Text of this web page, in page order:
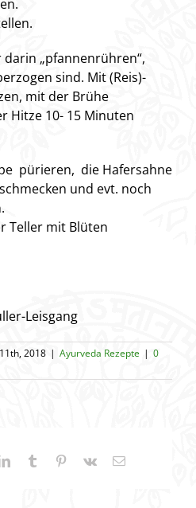
„pfannenrühren“,
sind. Mit (Reis)-
mit der Brühe
Hitze 10- 15 Minuten
pürieren, die Hafersahne
und evt. noch
Teller mit Blüten
Leisgang
2018 | Ayurveda Rezepte | 0
LinkedInTumblr Pinterest
Vk
E-